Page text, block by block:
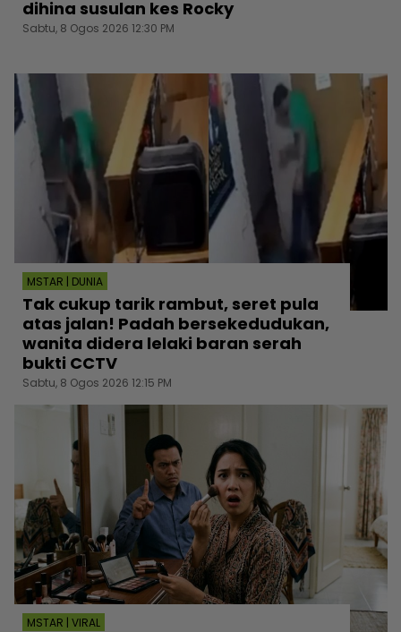
dihina susulan kes Rocky
Sabtu, 8 Ogos 2026 12:30 PM
MSTAR | DUNIA
Tak cukup tarik rambut, seret pula
atas jalan! Padah bersekedudukan,
wanita didera lelaki baran serah
bukti CCTV
Sabtu, 8 Ogos 2026 12:15 PM
MSTAR | VIRAL